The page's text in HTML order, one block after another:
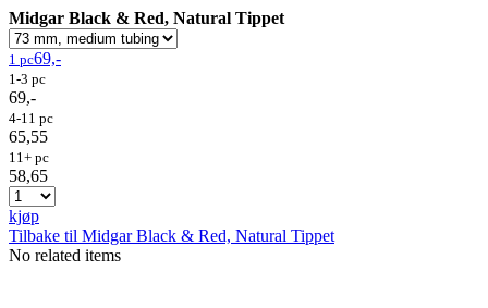
Midgar Black & Red, Natural Tippet
1 pc69,-
1-3 pc
69,-
4-11 pc
65,55
11+ pc
58,65
kjøp
Tilbake til Midgar Black & Red, Natural Tippet
No related items